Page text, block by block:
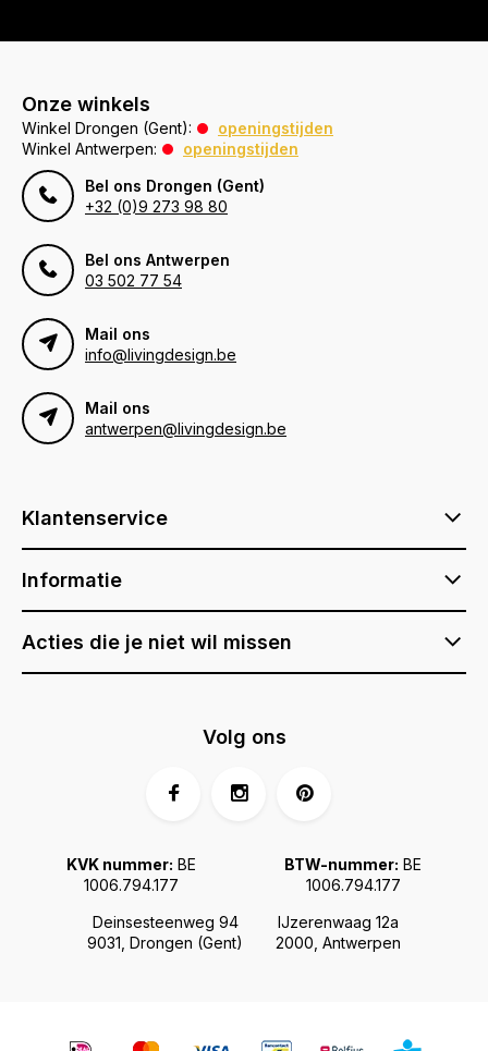
Onze winkels
Winkel Drongen (Gent):
openingstijden
Winkel Antwerpen:
openingstijden
Bel ons Drongen (Gent)
+32 (0)9 273 98 80
Bel ons Antwerpen
03 502 77 54
Mail ons
info@livingdesign.be
Mail ons
antwerpen@livingdesign.be
Klantenservice
Informatie
Acties die je niet wil missen
Deinsesteenweg 94
9031, Drongen (Gent)
IJzerenwaag 12a
2000, Antwerpen
KVK nummer: BE
1006.794.177
BTW-nummer: BE
1006.794.177
Volg ons